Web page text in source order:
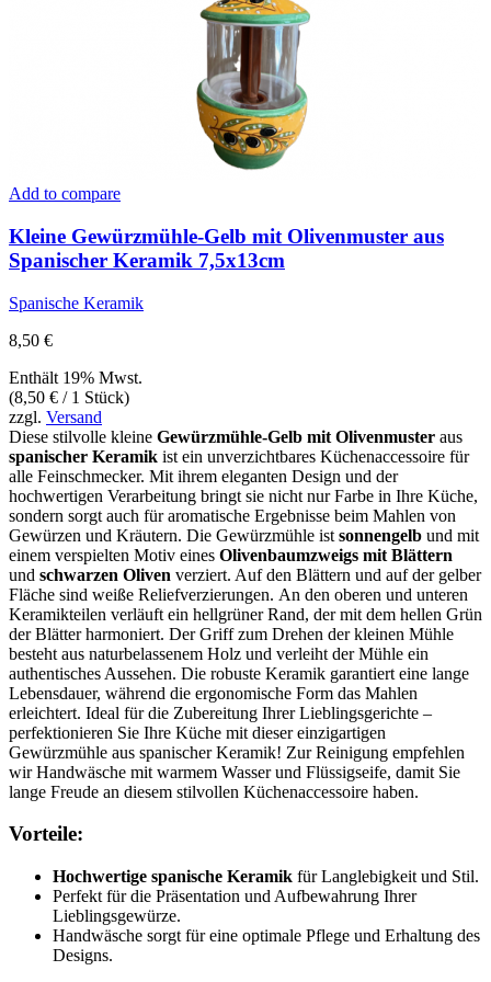
Add to compare
Kleine Gewürzmühle-Gelb mit Olivenmuster aus
Spanischer Keramik 7,5x13cm
Spanische Keramik
8,50 €
Enthält 19% Mwst.
(8,50 € / 1 Stück)
zzgl. Versand
Diese stilvolle kleine Gewürzmühle-Gelb mit Olivenmuster aus
spanischer Keramik ist ein unverzichtbares Küchenaccessoire für
alle Feinschmecker. Mit ihrem eleganten Design und der
hochwertigen Verarbeitung bringt sie nicht nur Farbe in Ihre Küche,
sondern sorgt auch für aromatische Ergebnisse beim Mahlen von
Gewürzen und Kräutern. Die Gewürzmühle ist sonnengelb und mit
einem verspielten Motiv eines Olivenbaumzweigs mit Blättern
und schwarzen Oliven verziert. Auf den Blättern und auf der gelber
Fläche sind weiße Reliefverzierungen. An den oberen und unteren
Keramikteilen verläuft ein hellgrüner Rand, der mit dem hellen Grün
der Blätter harmoniert. Der Griff zum Drehen der kleinen Mühle
besteht aus naturbelassenem Holz und verleiht der Mühle ein
authentisches Aussehen. Die robuste Keramik garantiert eine lange
Lebensdauer, während die ergonomische Form das Mahlen
erleichtert. Ideal für die Zubereitung Ihrer Lieblingsgerichte –
perfektionieren Sie Ihre Küche mit dieser einzigartigen
Gewürzmühle aus spanischer Keramik! Zur Reinigung empfehlen
wir Handwäsche mit warmem Wasser und Flüssigseife, damit Sie
lange Freude an diesem stilvollen Küchenaccessoire haben.
Vorteile:
Hochwertige spanische Keramik für Langlebigkeit und Stil.
Perfekt für die Präsentation und Aufbewahrung Ihrer
Lieblingsgewürze.
Handwäsche sorgt für eine optimale Pflege und Erhaltung des
Designs.